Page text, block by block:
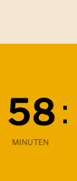
Verbleibende Zeit
58
MINUTEN
: